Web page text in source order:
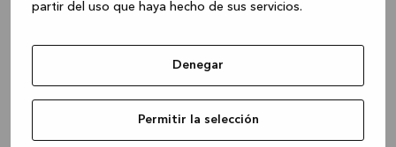
partir del uso que haya hecho de sus servicios.
Denegar
Permitir la selección
Application error: a client-side exception has occurred
loadingwww.kvik.es (see the browser console for more